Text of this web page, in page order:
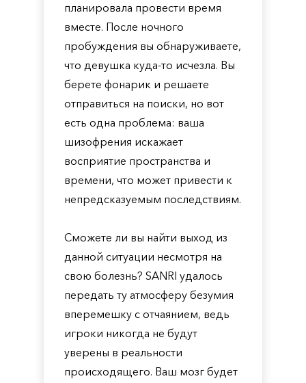
планировала провести время
вместе. После ночного
пробуждения вы обнаруживаете,
что девушка куда-то исчезла. Вы
берете фонарик и решаете
отправиться на поиски, но вот
есть одна проблема: ваша
шизофрения искажает
восприятие пространства и
времени, что может привести к
непредсказуемым последствиям.
Сможете ли вы найти выход из
данной ситуации несмотря на
свою болезнь? SANRI удалось
передать ту атмосферу безумия
вперемешку с отчаянием, ведь
игроки никогда не будут
уверены в реальности
происходящего. Ваш мозг будет